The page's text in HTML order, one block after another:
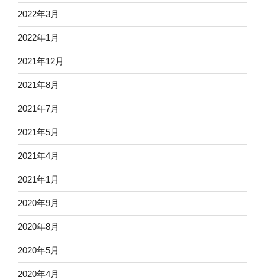
2022年3月
2022年1月
2021年12月
2021年8月
2021年7月
2021年5月
2021年4月
2021年1月
2020年9月
2020年8月
2020年5月
2020年4月